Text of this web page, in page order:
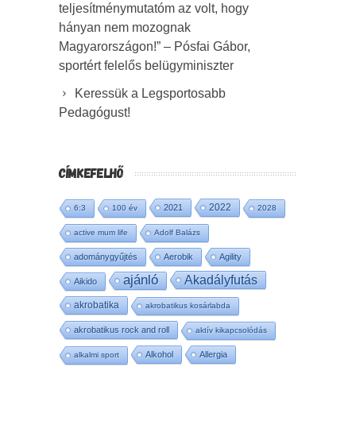
teljesítménymutatóm az volt, hogy
hányan nem mozognak
Magyarországon!” – Pósfai Gábor,
sportért felelős belügyminiszter
Keressük a Legsportosabb
Pedagógust!
CÍMKEFELHŐ
6:3 100 év 2021 2022 2028
active mum life Adolf Balázs
adománygyűjtés Aerobik Agility
Aikido ajánló Akadályfutás
akrobatika akrobatikus kosárlabda
akrobatikus rock and roll aktív kikapcsolódás
alkalmi sport Alkohol Allergia